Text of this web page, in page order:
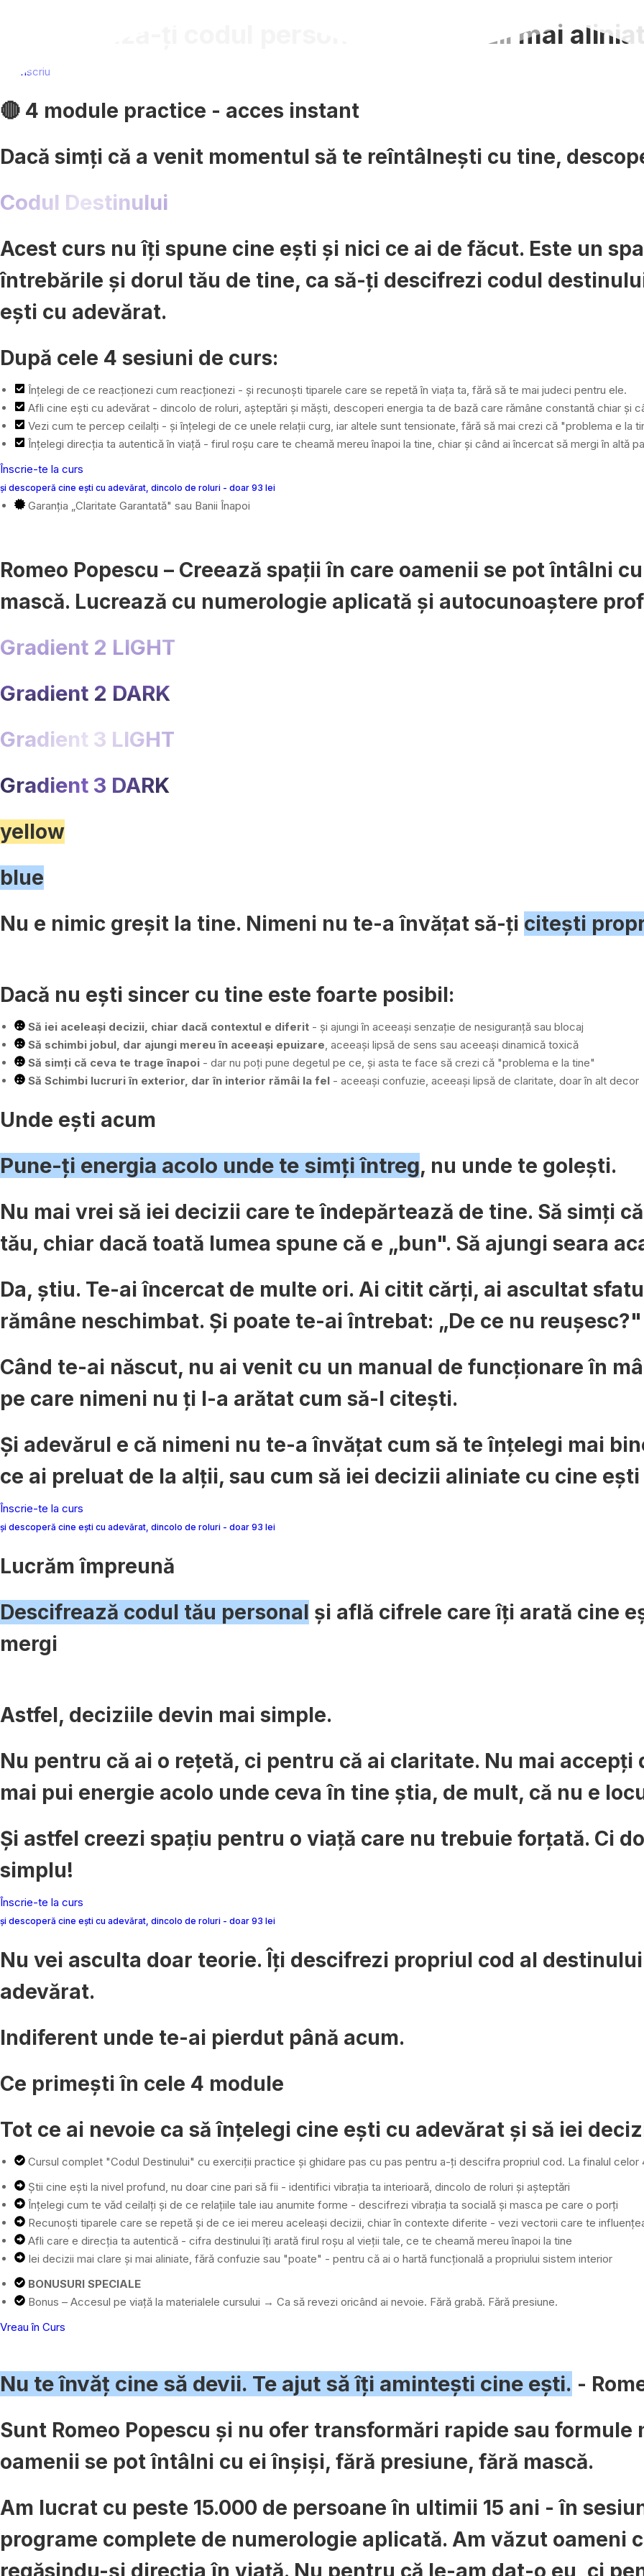
Descifrează-ți codul personal și ia decizii mai
Mă înscriu
🔴 4 module practice - acces instant
Dacă simți că a venit momentul să te reîntâlnești cu tine,
Codul Destinului
Acest curs nu îți spune cine ești și nici ce ai de făcut. Este un
întrebările și dorul tău de tine, ca să-ți descifrezi codul
ești cu adevărat.
După cele 4 sesiuni de curs:
Înțelegi de ce reacționezi cum reacționezi - și recunoști tiparele care se repetă în viața ta, fără să te mai judeci pentru ele.
Afli cine ești cu adevărat - dincolo de roluri, așteptări și măști, descoperi energia ta de bază care rămâne constantă chiar și
Vezi cum te percep ceilalți - și înțelegi de ce unele relații curg, iar altele sunt tensionate, fără să mai crezi că "problema e la
Înțelegi direcția ta autentică în viață - firul roșu care te cheamă mereu înapoi la tine, chiar și când ai încercat să mergi în altă
Înscrie-te la curs
și descoperă cine ești cu adevărat, dincolo de roluri - doar 93 lei
Garanția „Claritate Garantată" sau Banii Înapoi
Romeo Popescu – Creează spații în care oamenii se pot întâlni
mască. Lucrează cu numerologie aplicată și autocunoaștere
Gradient 2 LIGHT
Gradient 2 DARK
Gradient 3 LIGHT
Gradient 3 DARK
yellow
blue
Nu e nimic greșit la tine. Nimeni nu te-a învățat să-ți citești
Dacă nu ești sincer cu tine este foarte posibil:
Să iei aceleași decizii, chiar dacă contextul e diferit - și ajungi în aceeași senzație de nesiguranță sau blocaj
Să schimbi jobul, dar ajungi mereu în aceeași epuizare, aceeași lipsă de sens sau aceeași dinamică toxică
Să simți că ceva te trage înapoi - dar nu poți pune degetul pe ce, și asta te face să crezi că "problema e la tine"
Să Schimbi lucruri în exterior, dar în interior rămâi la fel - aceeași confuzie, aceeași lipsă de claritate, doar în alt decor
Unde ești acum
Pune-ți energia acolo unde te simți întreg, nu unde te golești.
Nu mai vrei să iei decizii care te îndepărtează de tine. Să simți
tău, chiar dacă toată lumea spune că e „bun". Să ajungi seara
Da, știu. Te-ai încercat de multe ori. Ai citit cărți, ai ascultat
rămâne neschimbat. Și poate te-ai întrebat: „De ce nu
Când te-ai născut, nu ai venit cu un manual de funcționare în
pe care nimeni nu ți l-a arătat cum să-l citești.
Și adevărul e că nimeni nu te-a învățat cum să te înțelegi mai
ce ai preluat de la alții, sau cum să iei decizii aliniate cu cine
Înscrie-te la curs
și descoperă cine ești cu adevărat, dincolo de roluri - doar 93 lei
Lucrăm împreună
Descifrează codul tău personal și află cifrele care îți arată cine
mergi
Astfel, deciziile devin mai simple.
Nu pentru că ai o rețetă, ci pentru că ai claritate. Nu mai
mai pui energie acolo unde ceva în tine știa, de mult, că nu e
Și astfel creezi spațiu pentru o viață care nu trebuie forțată. Ci
simplu!
Înscrie-te la curs
și descoperă cine ești cu adevărat, dincolo de roluri - doar 93 lei
Nu vei asculta doar teorie. Îți descifrezi propriul cod al
adevărat.
Indiferent unde te-ai pierdut până acum.
Ce primești în cele 4 module
Tot ce ai nevoie ca să înțelegi cine ești cu adevărat și să iei
Cursul complet "Codul Destinului" cu exerciții practice și ghidare pas cu pas pentru a-ți descifra propriul cod. La finalul celor
Știi cine ești la nivel profund, nu doar cine pari să fii - identifici vibrația ta interioară, dincolo de roluri și așteptări
Înțelegi cum te văd ceilalți și de ce relațiile tale iau anumite forme - descifrezi vibrația ta socială și masca pe care o porți
Recunoști tiparele care se repetă și de ce iei mereu aceleași decizii, chiar în contexte diferite - vezi vectorii care te
Afli care e direcția ta autentică - cifra destinului îți arată firul roșu al vieții tale, ce te cheamă mereu înapoi la tine
Iei decizii mai clare și mai aliniate, fără confuzie sau "poate" - pentru că ai o hartă funcțională a propriului sistem interior
BONUSURI SPECIALE
Bonus – Accesul pe viață la materialele cursului → Ca să revezi oricând ai nevoie. Fără grabă. Fără presiune.
Vreau în Curs
Nu te învăț cine să devii. Te ajut să îți amintești cine ești. -
Sunt Romeo Popescu și nu ofer transformări rapide sau formule
oamenii se pot întâlni cu ei înșiși, fără presiune, fără mască.
Am lucrat cu peste 15.000 de persoane în ultimii 15 ani - în
programe complete de numerologie aplicată. Am văzut oameni
regăsindu-și direcția în viață. Nu pentru că le-am dat-o eu, ci